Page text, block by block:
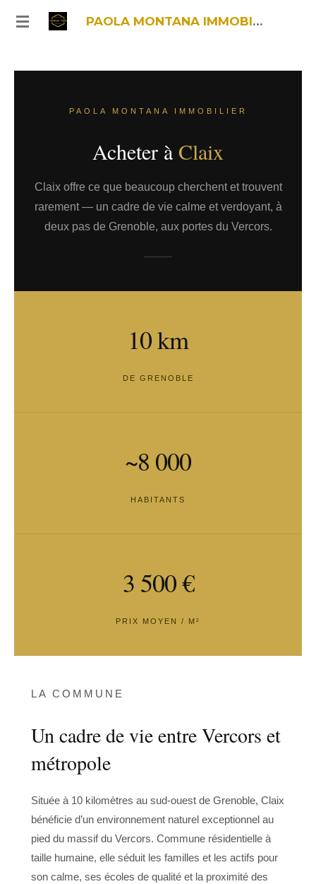
Passer
principal
PAOLA MONTANA IMMOBILIER
PAOLA MONTANA IMMOBILIER
Acheter àClaix
Claix offre ce que beaucoup cherchent et trouvent
rarement — un cadre de vie calme et verdoyant, à
deux pas de Grenoble, aux portes du Vercors.
10 km
DE GRENOBLE
~8 000
HABITANTS
3 500 €
PRIX MOYEN / M²
LA COMMUNE
Un cadre de vie entre Vercors et
métropole
Située à 10 kilomètres au sud-ouest de Grenoble, Claix
bénéficie d’un environnement naturel exceptionnel au
pied du massif du Vercors. Commune résidentielle à
taille humaine, elle séduit les familles et les actifs pour
son calme, ses écoles de qualité et la proximité des